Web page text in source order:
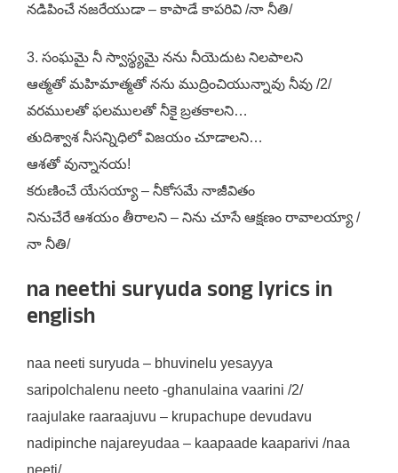
నడిపించే నజరేయుడా – కాపాడే కాపరివి /నా నీతి/
3. సంఘమై నీ స్వాస్థ్యమై నను నీయెదుట నిలపాలని
ఆత్మతో మహిమాత్మతో నను ముద్రించియున్నావు నీవు /2/
వరములతో ఫలములతో నీకై బ్రతకాలని…
తుదిశ్వాశ నీసన్నిధిలో విజయం చూడాలని…
ఆశతో వున్నానయ!
కరుణించే యేసయ్యా – నీకోసమే నాజీవితం
నినుచేరే ఆశయం తీరాలని – నిను చూసే ఆక్షణం రావాలయ్యా /
నా నీతి/
na neethi suryuda song lyrics in
english
naa neeti suryuda – bhuvinelu yesayya
saripolchalenu neeto -ghanulaina vaarini /2/
raajulake raaraajuvu – krupachupe devudavu
nadipinche najareyudaa – kaapaade kaaparivi /naa
neeti/